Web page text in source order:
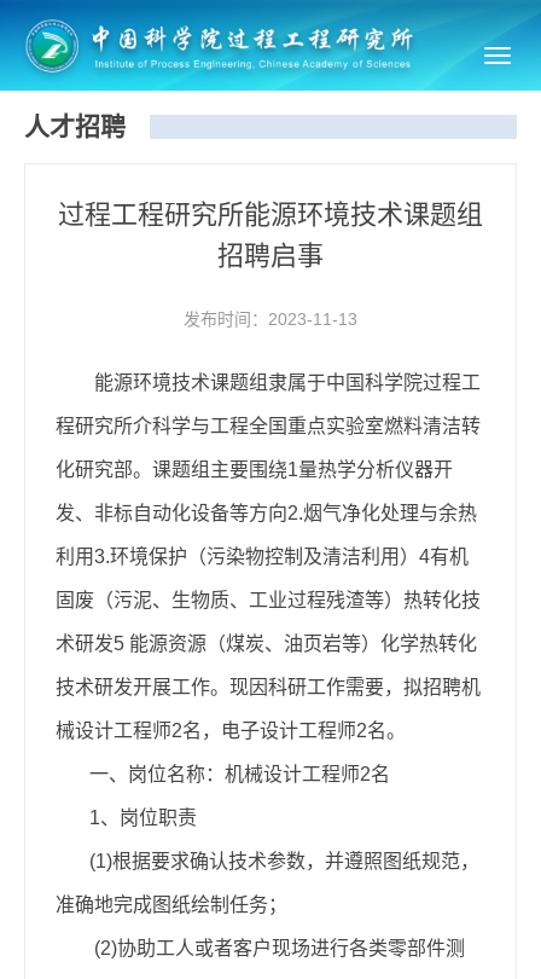
人才招聘
过程工程研究所能源环境技术课题组
招聘启事
发布时间：2023-11-13
能源环境技术课题组隶属于中国科学院过程工
程研究所介科学与工程全国重点实验室燃料清洁转
化研究部。课题组主要围绕1量热学分析仪器开
发、非标自动化设备等方向2.烟气净化处理与余热
利用3.环境保护（污染物控制及清洁利用）4有机
固废（污泥、生物质、工业过程残渣等）热转化技
术研发5 能源资源（煤炭、油页岩等）化学热转化
技术研发开展工作。现因科研工作需要，拟招聘机
械设计工程师2名，电子设计工程师2名。
一、岗位名称： 机械设计工程师2名
1、 岗位职责
(1)根据要求确认技术参数，并遵照图纸规范，
准确地完成图纸绘制任务；
(2)协助工人或者客户现场进行各类零部件测